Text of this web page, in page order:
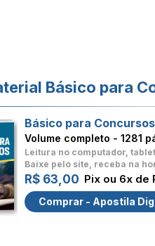
Básico para
Básico para
Volume completo - 1281
Leitura no computador,
Baixe pelo site, receba na
R$ 63,00 Pix ou 6x de
Comprar - Apostila